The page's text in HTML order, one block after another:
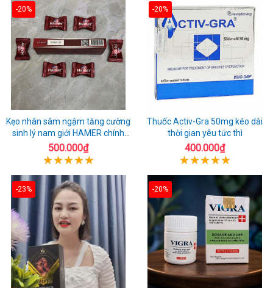
-20%
Kẹo nhân sâm ngậm tăng cường
sinh lý nam giới HAMER chính
hãng
500.000₫
-20%
Thuốc Activ-Gra 50mg kéo dài
thời gian yêu tức thì
400.000₫
-23% -20%